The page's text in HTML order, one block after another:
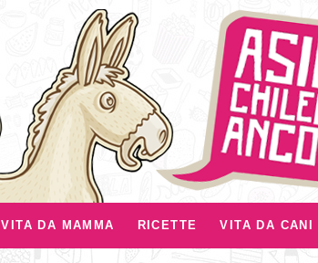
VITA DA MAMMA RICETTE VITA DA CANI